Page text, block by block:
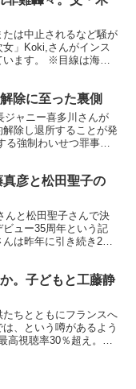
は中止されるなど騒が
」Koki,さんがインス
ます。 ※目線は海外
除に至った裏側
ジャニー喜多川さんが
除し退所することが発
強制わいせつ罪事件
彦と松田聖子の
んと松田聖子さんで決
ュー35周年という記
は昨年に引き続き2度
。子どもと工藤静
ちとともにフランスへ
、という噂があるよう
視聴率30％超え。作